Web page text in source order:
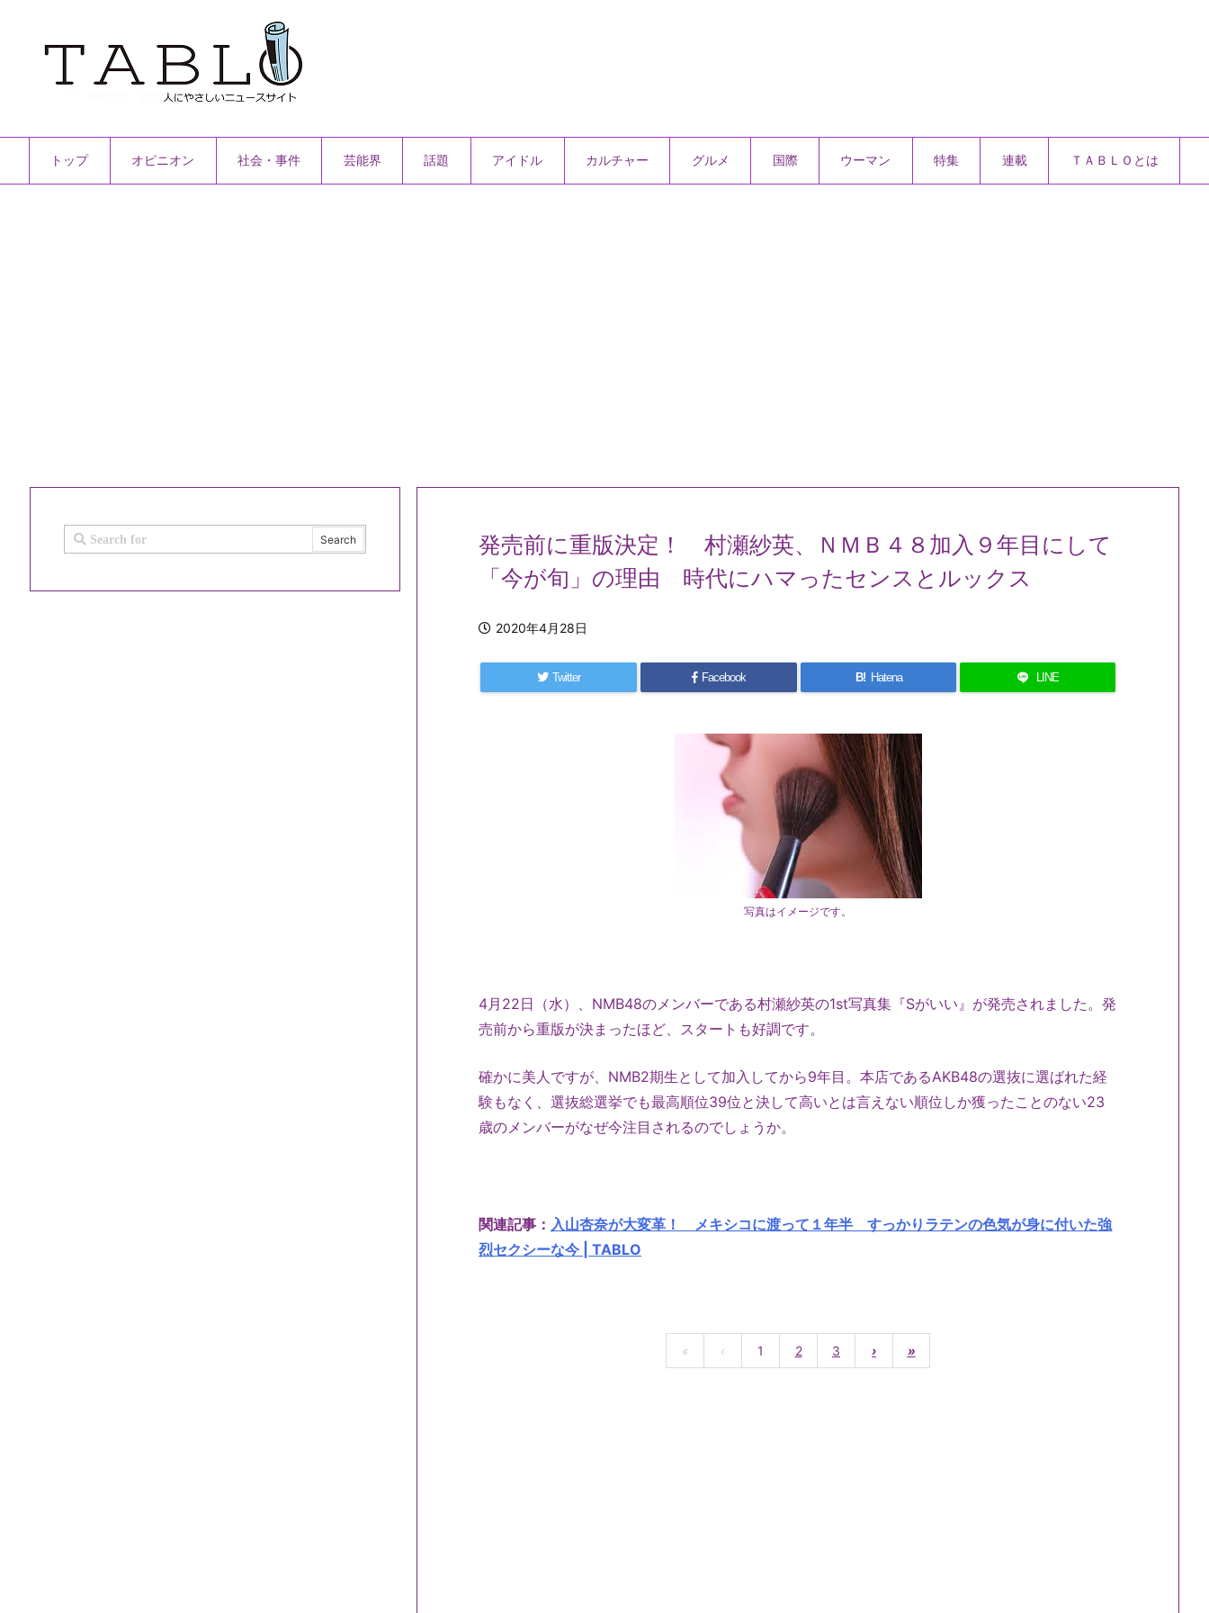
トップ オピニオン 社会・事件 芸能界 話題 アイドル カルチャー グルメ 国際 ウーマン 特集 連載 ＴＡＢＬＯとは
発売前に重版決定！ 村瀬紗英、ＮＭＢ４８加入９年目にして
「今が旬」の理由 時代にハマったセンスとルックス
2020年4月28日
Twitter Facebook B! Hatena LINE
写真はイメージです。
4月22日（水）、NMB48のメンバーである村瀬紗英の1st写真集『Sがいい』が発売されました。発
売前から重版が決まったほど、スタートも好調です。
確かに美人ですが、NMB2期生として加入してから9年目。本店であるAKB48の選抜に選ばれた経
験もなく、選抜総選挙でも最高順位39位と決して高いとは言えない順位しか獲ったことのない23
歳のメンバーがなぜ今注目されるのでしょうか。
関連記事： 入山杏奈が大変革！ メキシコに渡って１年半 すっかりラテンの色気が身に付いた強
烈セクシーな今 | TABLO
« ‹ 1 2 3 › »